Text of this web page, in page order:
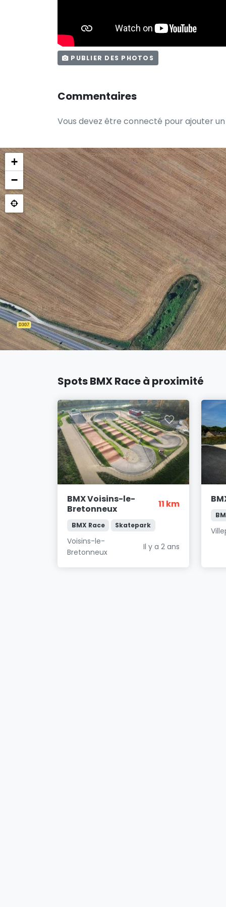
PUBLIER DES PHOTOS
Commentaires
Vous devez être connecté pour ajouter
+
−
Spots BMX Race à proximité
BMX Voisins-le-
Bretonneux
11 km
BMX Race Skatepark
Voisins-le-
Bretonneux
Il y a 2 ans